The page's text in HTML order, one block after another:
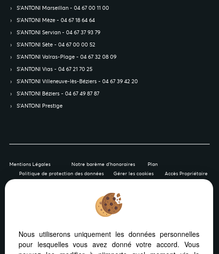
S’ANTONI Marseillan - 04 67 00 11 00
S’ANTONI Mèze - 04 67 18 64 64
S’ANTONI Servian - 04 67 37 93 79
S’ANTONI Sète - 04 67 00 00 52
S’ANTONI Valras-Plage - 04 67 32 08 09
S’ANTONI Vias - 04 67 21 70 25
S’ANTONI Villeneuve-lès-Béziers - 04 67 39 42 20
S’ANTONI Béziers - 04 67 49 87 87
S’ANTONI Prestige
Mentions Légales Notre barème d'honoraires
Plan
Politique de protection des données
Gérer les cookies Accès Propriétaire
Afin de vous offrir un confort de lecture permanent, depuis
votre PC, votre tablette ou votre smartphone, notre site
s’adapte automatiquement aux différents types d'écrans
Nous utiliserons uniquement les données personnelles
pour lesquelles vous avez donné votre accord. Vous